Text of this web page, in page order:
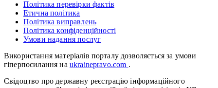
Політика перевірки фактів
Етична політика
Політика виправлень
Політика конфіденційності
Умови надання послуг
Використання матеріалів порталу дозволяється за умови
гіперпосилання на ukrainepravo.com .
Свідоцтво про державну реєстрацію інформаційного